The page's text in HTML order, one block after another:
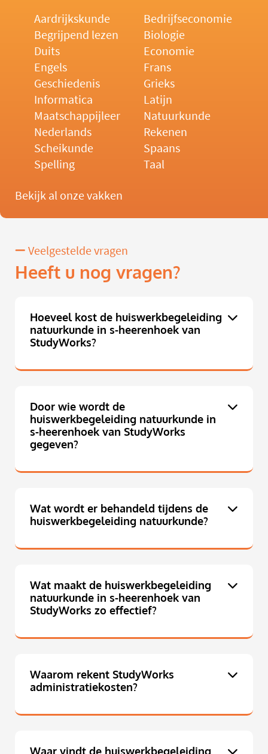
Aardrijkskunde
Bedrijfseconomie
Begrijpend lezen
Biologie
Duits
Economie
Engels
Frans
Geschiedenis
Grieks
Informatica
Latijn
Maatschappijleer
Natuurkunde
Nederlands
Rekenen
Scheikunde
Spaans
Spelling
Taal
Bekijk al onze vakken
Veelgestelde vragen
Heeft u nog vragen?
Hoeveel kost de huiswerkbegeleiding
natuurkunde in s-heerenhoek van
StudyWorks?
Door wie wordt de
huiswerkbegeleiding natuurkunde in
s-heerenhoek van StudyWorks
gegeven?
Wat wordt er behandeld tijdens de
huiswerkbegeleiding natuurkunde?
Wat maakt de huiswerkbegeleiding
natuurkunde in s-heerenhoek van
StudyWorks zo effectief?
Waarom rekent StudyWorks
administratiekosten?